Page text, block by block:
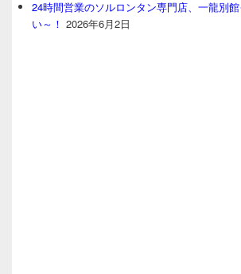
24時間営業のソルロンタン専門店、一龍別
い～！ 2026年6月2日